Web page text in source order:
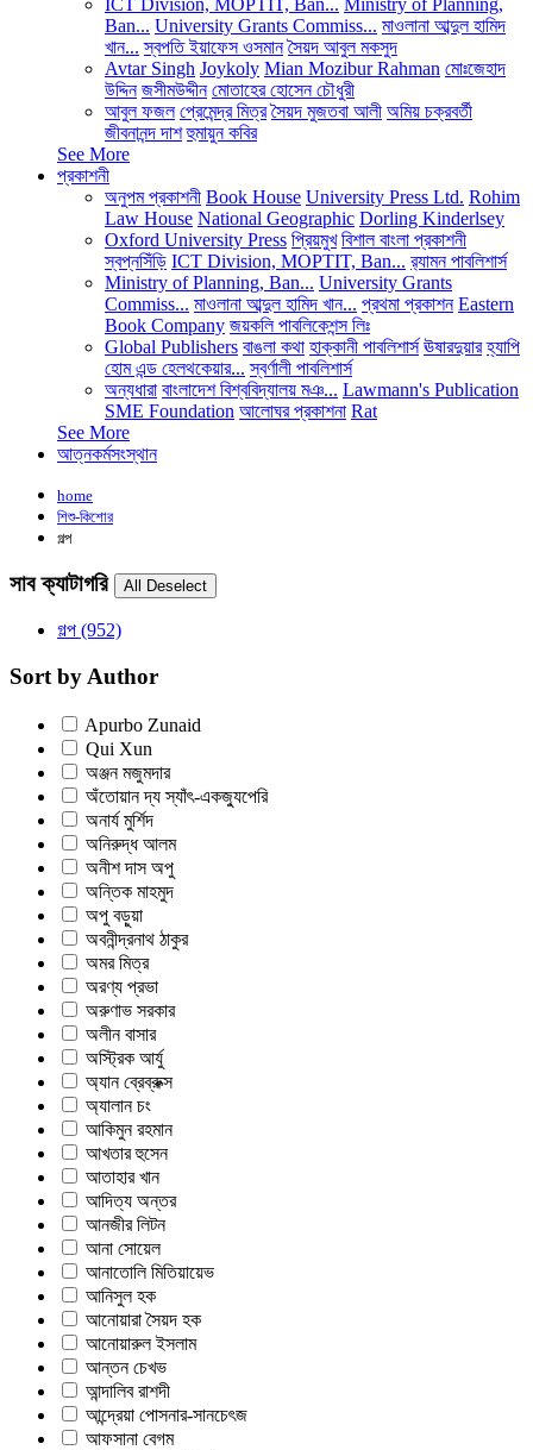
Ban... University Grants Commiss... মাওলানা আব্দুল হামিদ
খান... স্বপতি ইয়াফেস ওসমান সৈয়দ আবুল মকসুদ
Avtar Singh Joykoly Mian Mozibur Rahman মোঃজেহাদ
উদ্দিন জসীমউদ্দীন মোতাহের হোসেন চৌধুরী
আবুল ফজল প্রেমেন্দ্র মিত্র সৈয়দ মুজতবা আলী অমিয় চক্রবর্তী
জীবনানন্দ দাশ হুমায়ুন কবির
See More
প্রকাশনী
অনুপম প্রকাশনী Book House University Press Ltd. Rohim
Law House National Geographic Dorling Kinderlsey
Oxford University Press প্রিয়মুখ বিশাল বাংলা প্রকাশনী
স্বপ্নসিঁড়ি ICT Division, MOPTIT, Ban... র‍্যামন পাবলিশার্স
Ministry of Planning, Ban... University Grants
Commiss... মাওলানা আব্দুল হামিদ খান... প্রথমা প্রকাশন Eastern
Book Company জয়কলি পাবলিকেশন্স লিঃ
Global Publishers বাঙলা কথা হাক্কানী পাবলিশার্স ঊষারদুয়ার হ্যাপি
হোম এন্ড হেলথকেয়ার... স্বর্ণালী পাবলিশার্স
অন্যধারা বাংলাদেশ বিশ্ববিদ্যালয় মঞ... Lawmann's Publication
SME Foundation আলোঘর প্রকাশনা Rat
See More
আত্নকর্মসংস্থান
home
শিশু-কিশোর
গল্প
সাব ক্যাটাগরি
গল্প (952)
Sort by Author
Apurbo Zunaid
Qui Xun
অঞ্জন মজুমদার
অঁতোয়ান দ্য স্যাঁৎ-একজ্যুপেরি
অনার্য মুর্শিদ
অনিরুদ্ধ আলম
অনীশ দাস অপু
অন্তিক মাহমুদ
অপু বড়ুয়া
অবনীন্দ্রনাথ ঠাকুর
অমর মিত্র
অরণ্য প্রভা
অরুণাভ সরকার
অলীন বাসার
অস্ট্রিক আর্যু
অ্যান ব্রেব্রুক্স
অ্যালান চং
আকিমুন রহমান
আখতার হুসেন
আতাহার খান
আদিত্য অন্তর
আনজীর লিটন
আনা সোয়েল
আনাতোলি মিতিয়ায়েভ
আনিসুল হক
আনোয়ারা সৈয়দ হক
আনোয়ারুল ইসলাম
আন্তন চেখভ
আন্দালিব রাশদী
আন্দ্রেয়া পোসনার-সানচেৎজ
আফসানা বেগম